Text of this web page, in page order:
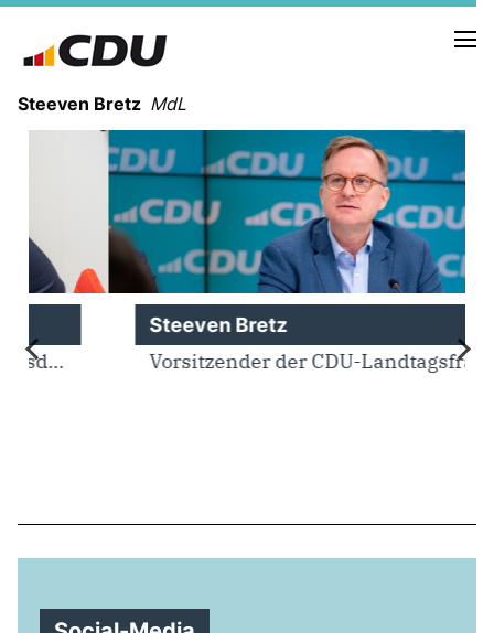
Steeven Bretz MdL
VITA
WAHLKREISBESUCHE
PRESSEFOTOS
MEIN BÜRGERBÜRO
CDU Deutschland
Steeven Bretz
Vorsitzender der CDU-Landtagsfraktion